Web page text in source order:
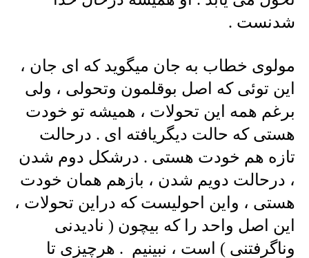
شدنست .
مولوی خطاب به جان میگوید که ای جان ،
این توئی که اصل بوقلمون وتحولی ، ولی
برغم همه این تحولات ، همیشه تو خودت
هستی که حالت دیگریافته ای . درحالت
تازه هم خودت هستی . درشکل دوم شدن
، درحالت دویم شدن ، بازهم همان خودت
هستی ، واین احولیست که دراین تحولات ،
این اصل واحد را که بیچون ( نادیدنی
وناگرفتنی ) است ، نبینیم . هرچیزی تا